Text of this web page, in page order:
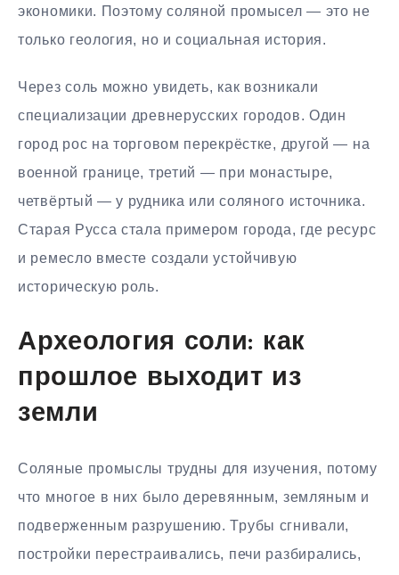
экономики. Поэтому соляной промысел — это не
только геология, но и социальная история.
Через соль можно увидеть, как возникали
специализации древнерусских городов. Один
город рос на торговом перекрёстке, другой — на
военной границе, третий — при монастыре,
четвёртый — у рудника или соляного источника.
Старая Русса стала примером города, где ресурс
и ремесло вместе создали устойчивую
историческую роль.
Археология соли: как
прошлое выходит из
земли
Соляные промыслы трудны для изучения, потому
что многое в них было деревянным, земляным и
подверженным разрушению. Трубы сгнивали,
постройки перестраивались, печи разбирались,